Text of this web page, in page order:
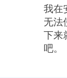
我在
无法
下来
吧。